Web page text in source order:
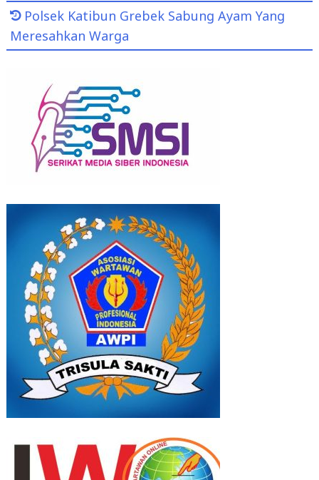
Polsek Katibun Grebek Sabung Ayam Yang
Meresahkan Warga